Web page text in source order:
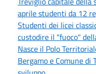
aprile studenti da 12
Studenti dei licei
custodire il "fuoco"
Nasce il Polo
Bergamo e Comune di